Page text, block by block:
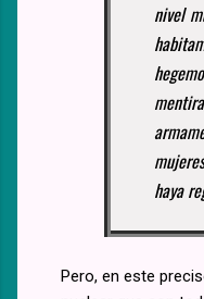
nivel
haya
Pero, en este